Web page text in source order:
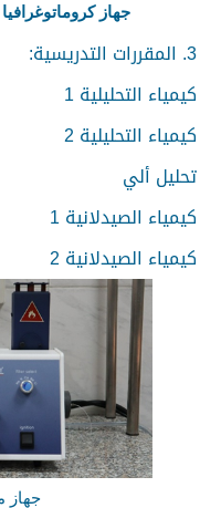
جهاز
3. المقررات التدريسية:
كيمياء التحليلية 1
كيمياء التحليلية 2
تحليل ألي
كيمياء الصيدلانية 1
كيمياء الصيدلانية 2
جهاز